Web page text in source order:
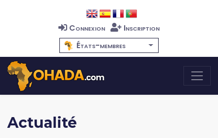
Connexion
Inscription
États-membres
Actualité